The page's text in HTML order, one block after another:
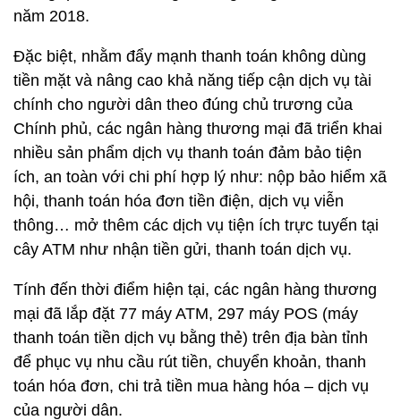
năm 2018.
Đặc biệt, nhằm đẩy mạnh thanh toán không dùng
tiền mặt và nâng cao khả năng tiếp cận dịch vụ tài
chính cho người dân theo đúng chủ trương của
Chính phủ, các ngân hàng thương mại đã triển khai
nhiều sản phẩm dịch vụ thanh toán đảm bảo tiện
ích, an toàn với chi phí hợp lý như: nộp bảo hiểm xã
hội, thanh toán hóa đơn tiền điện, dịch vụ viễn
thông… mở thêm các dịch vụ tiện ích trực tuyến tại
cây ATM như nhận tiền gửi, thanh toán dịch vụ.
Tính đến thời điểm hiện tại, các ngân hàng thương
mại đã lắp đặt 77 máy ATM, 297 máy POS (máy
thanh toán tiền dịch vụ bằng thẻ) trên địa bàn tỉnh
để phục vụ nhu cầu rút tiền, chuyển khoản, thanh
toán hóa đơn, chi trả tiền mua hàng hóa – dịch vụ
của người dân.